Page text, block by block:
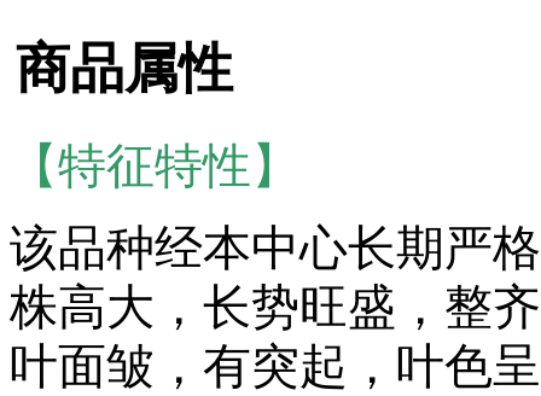
商品属性
【特征特性】
该品种经本中心长期严
株高大，长势旺盛，整
叶面皱，有突起，叶色